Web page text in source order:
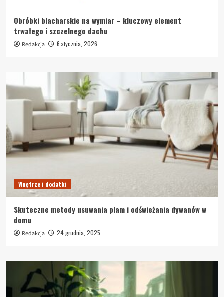
Obróbki blacharskie na wymiar – kluczowy element
trwałego i szczelnego dachu
Redakcja 6 stycznia, 2026
Wnętrze i dodatki
Skuteczne metody usuwania plam i odświeżania dywanów w
domu
Redakcja 24 grudnia, 2025